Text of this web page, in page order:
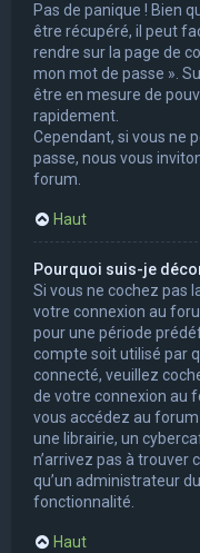
Pas de panique ! Bien
être récupéré, il peut
rendre sur la page de
mon mot de passe ».
être en mesure de
rapidement.
Cependant, si vous ne
passe, nous vous
forum.
Haut
Pourquoi suis-je
Si vous ne cochez pas
votre connexion au
pour une période
compte soit utilisé par
connecté, veuillez
de votre connexion au
vous accédez au
une librairie, un
n’arrivez pas à trouver
qu’un administrateur
fonctionnalité.
Haut